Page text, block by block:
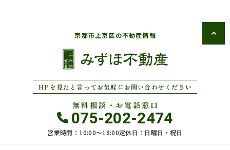
京都市上京区の不動産情報
HPを見たと言ってお気軽にお問い合わせください
無料相談・お電話窓口
075-202-2474
営業時間：10:00〜18:00定休日：日曜日・祝日